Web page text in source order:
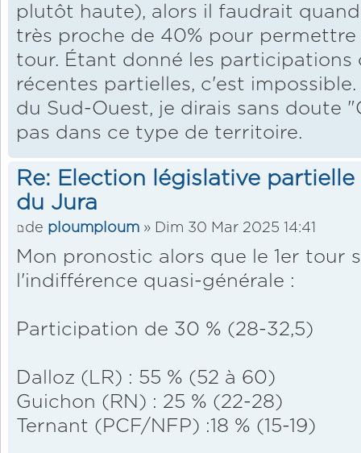
plutôt haute), alors il faudrait
très proche de 40% pour
tour. Étant donné les participations
récentes partielles, c'est
du Sud-Ouest, je dirais sans doute
pas dans ce type de territoire.
Re: Election législative
du Jura
de ploumploum » Dim 30 Mar 2025 14:41
Mon pronostic alors que le 1er tour
l'indifférence quasi-générale :
Participation de 30 % (28-32,5)
Dalloz (LR) : 55 % (52 à 60)
Guichon (RN) : 25 % (22-28)
Ternant (PCF/NFP) :18 % (15-19)